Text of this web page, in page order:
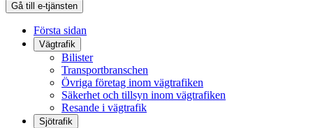
Gå till e-tjänsten
Första sidan
Vägtrafik
Bilister
Transportbranschen
Övriga företag inom vägtrafiken
Säkerhet och tillsyn inom vägtrafiken
Resande i vägtrafik
Sjötrafik